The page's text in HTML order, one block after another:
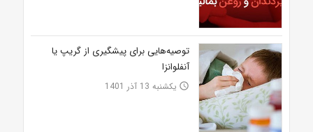
توصیه‌هایی برای پیشگیری از گریپ یا
آنفلوانزا
access_time یکشنبه 13 آذر 1401